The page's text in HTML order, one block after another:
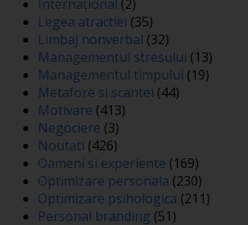
Internațional (2)
Legea atractiei (35)
Limbaj nonverbal (32)
Managementul stresului (13)
Managementul timpului (19)
Metafore si scantei (44)
Motivare (413)
Negociere (3)
Noutati (426)
Oameni si experiente (169)
Optimizare personala (230)
Optimizare psihologica (211)
Personal branding (51)